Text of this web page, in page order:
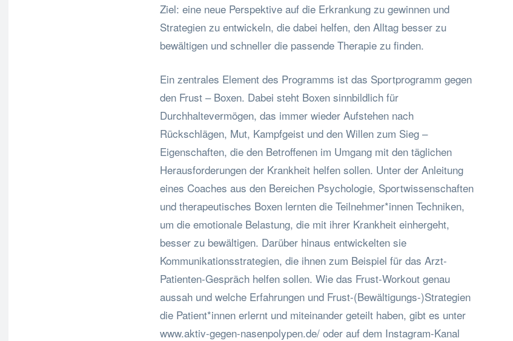
Ziel: eine neue Perspektive auf die Erkrankung zu gewinnen und
Strategien zu entwickeln, die dabei helfen, den Alltag besser zu
bewältigen und schneller die passende Therapie zu finden.
Ein zentrales Element des Programms ist das Sportprogramm gegen
den Frust – Boxen. Dabei steht Boxen sinnbildlich für
Durchhaltevermögen, das immer wieder Aufstehen nach
Rückschlägen, Mut, Kampfgeist und den Willen zum Sieg –
Eigenschaften, die den Betroffenen im Umgang mit den täglichen
Herausforderungen der Krankheit helfen sollen. Unter der Anleitung
eines Coaches aus den Bereichen Psychologie, Sportwissenschaften
und therapeutisches Boxen lernten die Teilnehmer*innen Techniken,
um die emotionale Belastung, die mit ihrer Krankheit einhergeht,
besser zu bewältigen. Darüber hinaus entwickelten sie
Kommunikationsstrategien, die ihnen zum Beispiel für das Arzt-
Patienten-Gespräch helfen sollen. Wie das Frust-Workout genau
aussah und welche Erfahrungen und Frust-(Bewältigungs-)Strategien
die Patient*innen erlernt und miteinander geteilt haben, gibt es unter
www.aktiv-gegen-nasenpolypen.de/ oder auf dem Instagram-Kanal